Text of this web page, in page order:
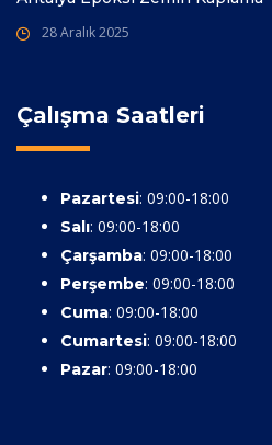
28 Aralık 2025
Çalışma Saatleri
Pazartesi: 09:00-18:00
Salı: 09:00-18:00
Çarşamba: 09:00-18:00
Perşembe: 09:00-18:00
Cuma: 09:00-18:00
Cumartesi: 09:00-18:00
Pazar: 09:00-18:00